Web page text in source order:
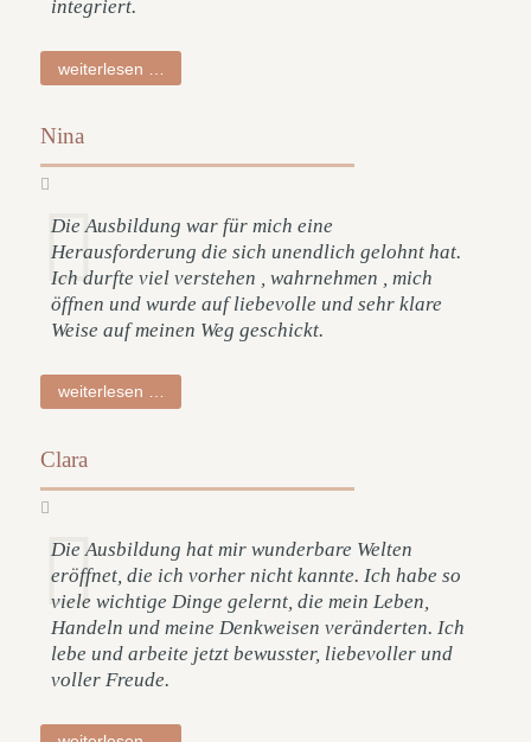
integriert.
weiterlesen …
Nina
Die Ausbildung war für mich eine
Herausforderung die sich unendlich gelohnt hat.
Ich durfte viel verstehen , wahrnehmen , mich
öffnen und wurde auf liebevolle und sehr klare
Weise auf meinen Weg geschickt.
weiterlesen …
Clara
Die Ausbildung hat mir wunderbare Welten
eröffnet, die ich vorher nicht kannte. Ich habe so
viele wichtige Dinge gelernt, die mein Leben,
Handeln und meine Denkweisen veränderten. Ich
lebe und arbeite jetzt bewusster, liebevoller und
voller Freude.